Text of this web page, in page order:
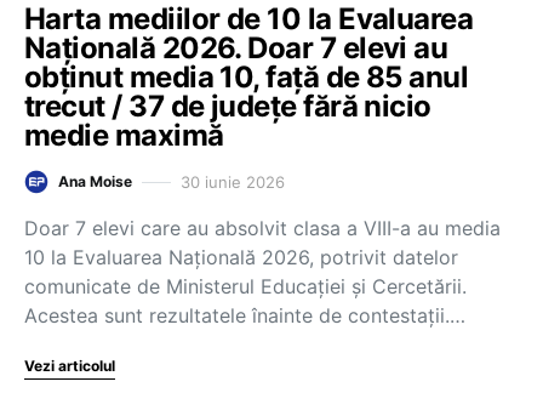
Harta mediilor de 10 la Evaluarea
Națională 2026. Doar 7 elevi au
obținut media 10, față de 85 anul
trecut / 37 de județe fără nicio
medie maximă
Ana Moise 30 iunie 2026
Doar 7 elevi care au absolvit clasa a VIII-a au media
10 la Evaluarea Națională 2026, potrivit datelor
comunicate de Ministerul Educației și Cercetării.
Acestea sunt rezultatele înainte de contestații.…
Vezi articolul